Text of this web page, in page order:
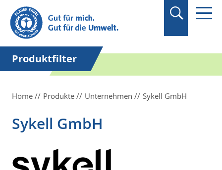
Suchbegriff in
Anführungszeichen
setzen.
Produktfilter
Home Produkte Unternehmen Sykell GmbH
Sykell GmbH